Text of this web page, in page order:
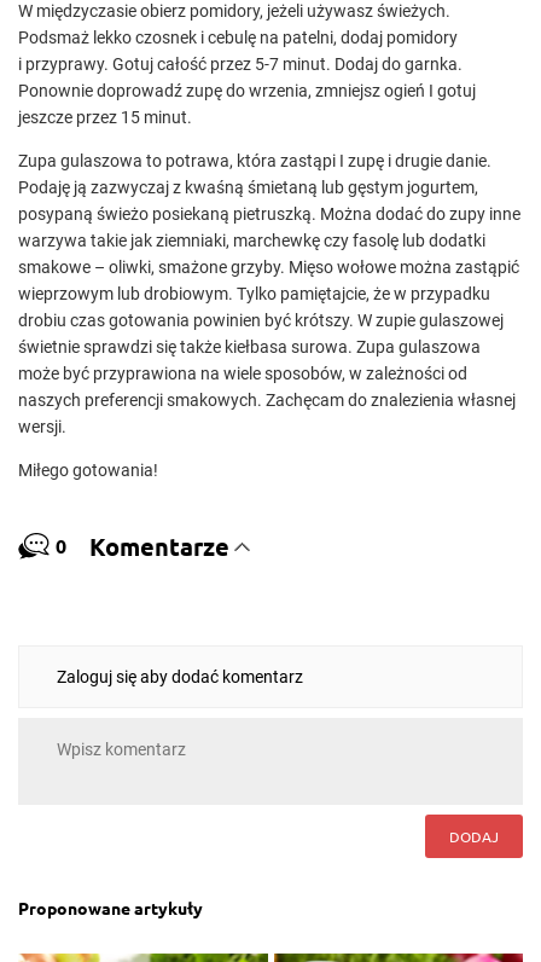
W międzyczasie obierz pomidory, jeżeli używasz świeżych.
Podsmaż lekko czosnek i cebulę na patelni, dodaj pomidory
i przyprawy. Gotuj całość przez 5-7 minut. Dodaj do garnka.
Ponownie doprowadź zupę do wrzenia, zmniejsz ogień I gotuj
jeszcze przez 15 minut.
Zupa gulaszowa to potrawa, która zastąpi I zupę i drugie danie.
Podaję ją zazwyczaj z kwaśną śmietaną lub gęstym jogurtem,
posypaną świeżo posiekaną pietruszką. Można dodać do zupy inne
warzywa takie jak ziemniaki, marchewkę czy fasolę lub dodatki
smakowe – oliwki, smażone grzyby. Mięso wołowe można zastąpić
wieprzowym lub drobiowym. Tylko pamiętajcie, że w przypadku
drobiu czas gotowania powinien być krótszy. W zupie gulaszowej
świetnie sprawdzi się także kiełbasa surowa. Zupa gulaszowa
może być przyprawiona na wiele sposobów, w zależności od
naszych preferencji smakowych. Zachęcam do znalezienia własnej
wersji.
Miłego gotowania!
0 Komentarze
Zaloguj się aby dodać komentarz
DODAJ
Proponowane artykuły